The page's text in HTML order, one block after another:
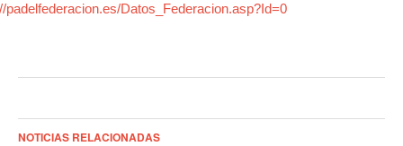
padelfederacion.es/Datos_Federacion.asp?Id=0
NOTICIAS RELACIONADAS